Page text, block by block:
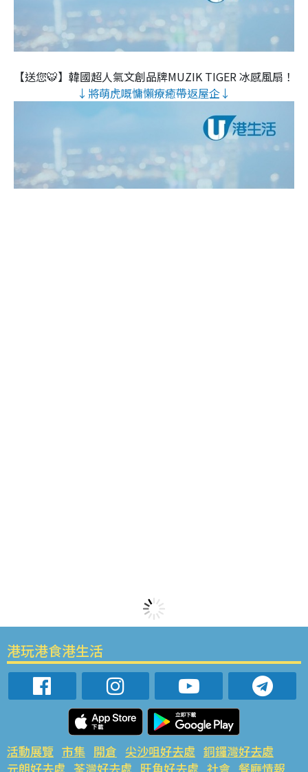
【送您🐯】韓國超人氣文創品牌MUZIK TIGER 冰感風扇！
↓將萌虎嘅慵懶療癒帶返屋企↓
港玩港食港生活
活動展覽 市集 開倉 尖沙咀好去處 銅鑼灣好去處
元朗好去處 荃灣好去處 旺角好去處 社會 餐廳情報